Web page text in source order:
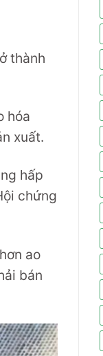
thành
hóa
xuất.
hấp
chứng
ao
bán